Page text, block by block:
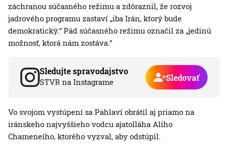
záchranou súčasného režimu a zdôraznil, že rozvoj
jadrového programu zastaví „iba Irán, ktorý bude
demokratický.“ Pád súčasného režimu označil za „jedinú
možnosť, ktorá nám zostáva.“
Sledujte spravodajstvo
STVR na Instagrame Sledovať
Vo svojom vystúpení sa Pahlaví obrátil aj priamo na
iránskeho najvyššieho vodcu ajatolláha Alího
Chameneího, ktorého vyzval, aby odstúpil.